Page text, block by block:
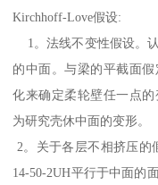
Kirchhoff-Love假设:
1。法线不变性假设。
的中面。与梁的平截面
化来确定柔轮壁任一点
为研究壳休中面的变形。
2。关于各层不相挤压的
14-50-2UH平行于中面的